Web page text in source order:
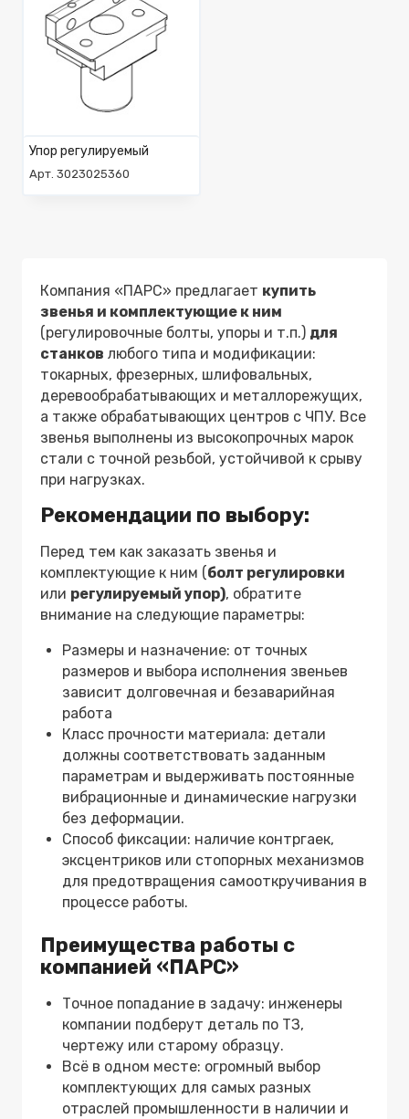
Упор регулируемый
Арт. 3023025360
Компания «ПАРС» предлагает купить
звенья и комплектующие к ним
(регулировочные болты, упоры и т.п.) для
станков любого типа и модификации:
токарных, фрезерных, шлифовальных,
деревообрабатывающих и металлорежущих,
а также обрабатывающих центров с ЧПУ. Все
звенья выполнены из высокопрочных марок
стали с точной резьбой, устойчивой к срыву
при нагрузках.
Рекомендации по выбору:
Перед тем как заказать звенья и
комплектующие к ним (болт регулировки
или регулируемый упор), обратите
внимание на следующие параметры:
Размеры и назначение: от точных
размеров и выбора исполнения звеньев
зависит долговечная и безаварийная
работа
Класс прочности материала: детали
должны соответствовать заданным
параметрам и выдерживать постоянные
вибрационные и динамические нагрузки
без деформации.
Способ фиксации: наличие контргаек,
эксцентриков или стопорных механизмов
для предотвращения самооткручивания в
процессе работы.
Преимущества работы с
компанией «ПАРС»
Точное попадание в задачу: инженеры
компании подберут деталь по ТЗ,
чертежу или старому образцу.
Всё в одном месте: огромный выбор
комплектующих для самых разных
отраслей промышленности в наличии и